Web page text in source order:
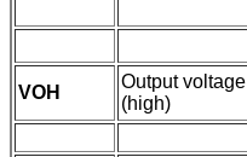
VOH
Output voltage
(high)